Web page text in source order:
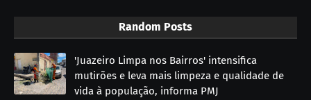
Random Posts
'Juazeiro Limpa nos Bairros' intensifica
mutirões e leva mais limpeza e qualidade de
vida à população, informa PMJ